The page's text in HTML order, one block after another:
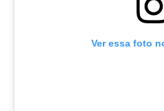
Ver essa foto